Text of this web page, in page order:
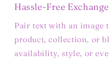
Hassle-Free
Pair text with an image
product, collection, or
availability, style, or